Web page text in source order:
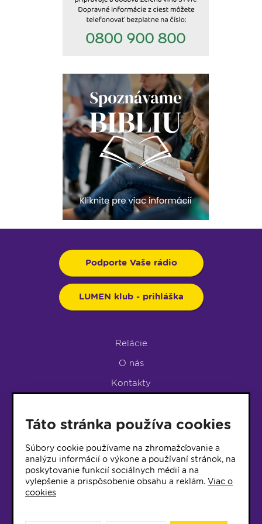
Podporte Vaše rádio
LUMEN klub - prihláška
Relácie
O nás
Kontakty
LUMEN KLUB
LUMEN KLUB PRIHLÁŠKA
© 2017 Rádio Lumen, Všetky práva vyhradené
Táto stránka používa cookies
Súbory cookie používame na zhromažďovanie a
analýzu informácií o výkone a používaní stránok, na
poskytovanie funkcií sociálnych médií a na
vylepšenie a prispôsobenie obsahu a reklám. Viac o
cookies